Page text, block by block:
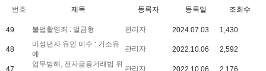
번호 제목 등록자 등록일 조회수
49 불법촬영죄 : 벌금형 관리자 2024.07.03 1,430
48
미성년자 유인 미수 : 기소유
예
관리자 2022.10.06 2,592
47
업무방해, 전자금융거래법 위
관리자 2022.10.06 2,176